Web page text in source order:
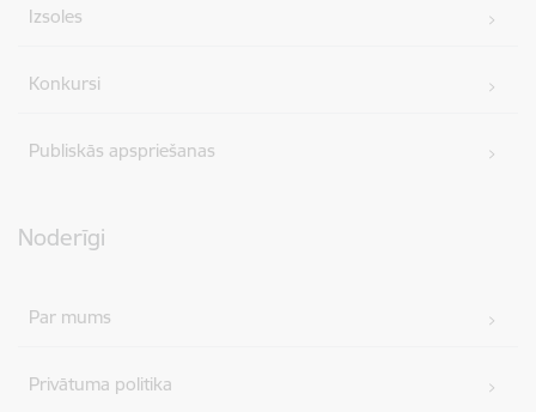
Izsoles
Konkursi
Publiskās apspriešanas
Noderīgi
Par mums
Privātuma politika